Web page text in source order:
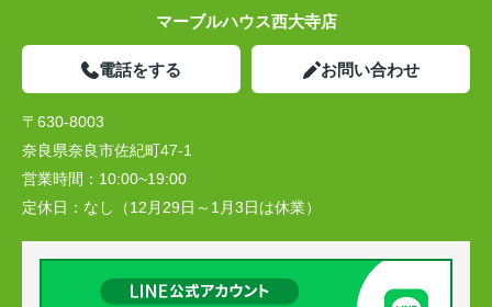
マーブルハウス西大寺店
電話をする お問い合わせ
〒630-8003
奈良県奈良市佐紀町47-1
営業時間： 10:00~19:00
定休日： なし（12月29日～1月3日は休業）